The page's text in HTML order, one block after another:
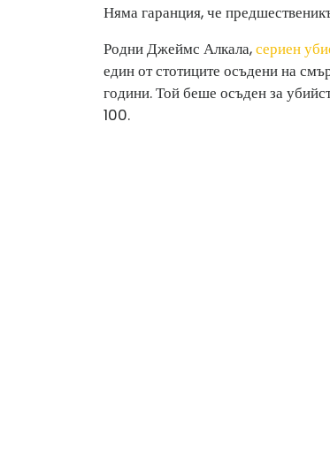
Няма гаранция, че
Родни Джеймс Алкала,сериен
един от стотиците осъдени на
години. Той беше осъден за
100.